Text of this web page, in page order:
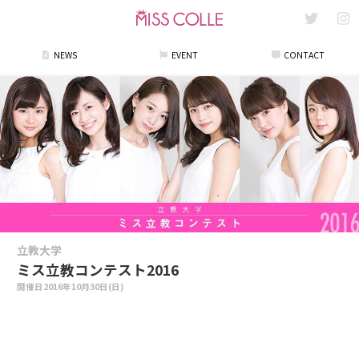
NEWS EVENT CONTACT
立教大学
ミス立教コンテスト2016
開催日 2016年10月30日(日)